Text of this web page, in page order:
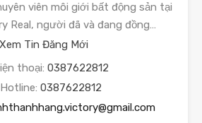
viên môi giới bất động sản tại
Real, người đã và đang đồng…
Xem Tin Đăng Mới
thoại: 0387622812
Hotline: 0387622812